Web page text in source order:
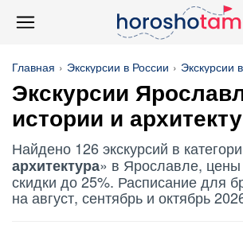
Главная Экскурсии в России Экскурсии
Экскурсии
истории и
Найдено 126 экскурсий в
архитектура» в Ярославле, цены
скидки до 25%. Расписание для
на август, сентябрь и октябрь